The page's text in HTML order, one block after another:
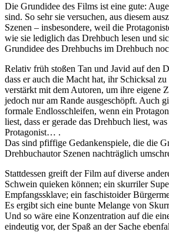
Die Grundidee des Films ist eine gute:
sind. So sehr sie versuchen, aus diesem
Szenen – insbesondere, weil die
wie sie lediglich das Drehbuch lesen und
Grundidee des Drehbuchs im Drehbuch
Relativ früh stoßen Tan und Javid auf den
dass er auch die Macht hat, ihr Schicksal
verstärkt mit dem Autoren, um ihre eigene
jedoch nur am Rande ausgeschöpft. Auch
formale Endlosschleifen, wenn ein
liest, dass er gerade das Drehbuch liest,
Protagonist… .
Das sind pfiffige Gedankenspiele, die die
Drehbuchautor Szenen nachträglich
Stattdessen greift der Film auf diverse
Schwein quieken können; ein skurriler
Empfangssklave; ein faschistoider
Es ergibt sich eine bunte Melange von
Und so wäre eine Konzentration auf die
eindeutig vor, der Spaß an der Sache